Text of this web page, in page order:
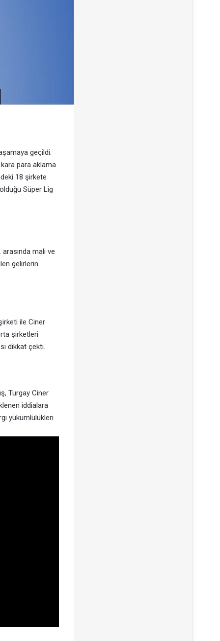
geçildi.
kara para aklama
18 şirkete
Süper Lig
arasında mali ve
gelirlerin
ile Ciner
şirketleri
dikkat çekti.
Turgay Ciner
iddialara
yükümlülükleri